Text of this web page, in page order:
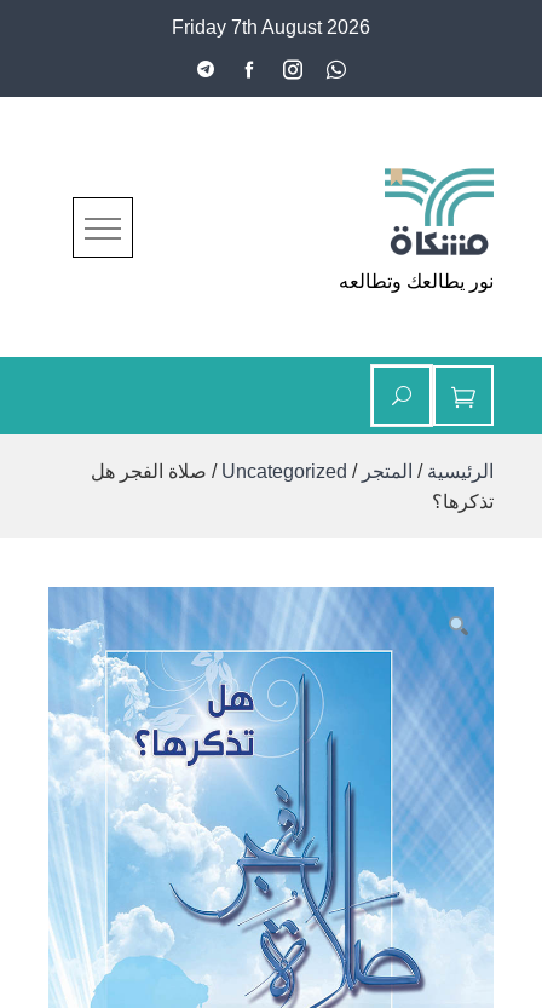
Friday 7th August 2026
مشكاة
نور يطالعك وتطالعه
الرئيسية / المتجر /
Uncategorized / صلاة الفجر هل
تذكرها؟